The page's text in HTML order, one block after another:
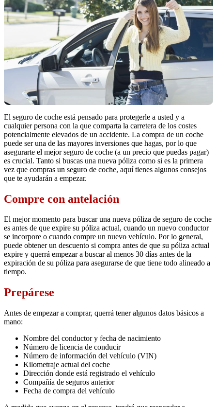
El seguro de coche está pensado para protegerle a usted y a
cualquier persona con la que comparta la carretera de los costes
potencialmente elevados de un accidente. La compra de un coche
puede ser una de las mayores inversiones que hagas, por lo que
asegurarte el mejor seguro de coche (a un precio que puedas pagar)
es crucial. Tanto si buscas una nueva póliza como si es la primera
vez que compras un seguro de coche, aquí tienes algunos consejos
que te ayudarán a empezar.
Compre con antelación
El mejor momento para buscar una nueva póliza de seguro de coche
es antes de que expire su póliza actual, cuando un nuevo conductor
se incorpore o cuando compre un nuevo vehículo. Por lo general,
puede obtener un descuento si compra antes de que su póliza actual
expire y querrá empezar a buscar al menos 30 días antes de la
expiración de su póliza para asegurarse de que tiene todo alineado a
tiempo.
Prepárese
Antes de empezar a comprar, querrá tener algunos datos básicos a
mano:
Nombre del conductor y fecha de nacimiento
Número de licencia de conducir
Número de información del vehículo (VIN)
Kilometraje actual del coche
Dirección donde está registrado el vehículo
Compañía de seguros anterior
Fecha de compra del vehículo